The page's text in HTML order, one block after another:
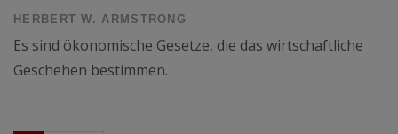
HERBERT W. ARMSTRONG
Es sind ökonomische Gesetze, die das wirtschaftliche
Geschehen bestimmen.